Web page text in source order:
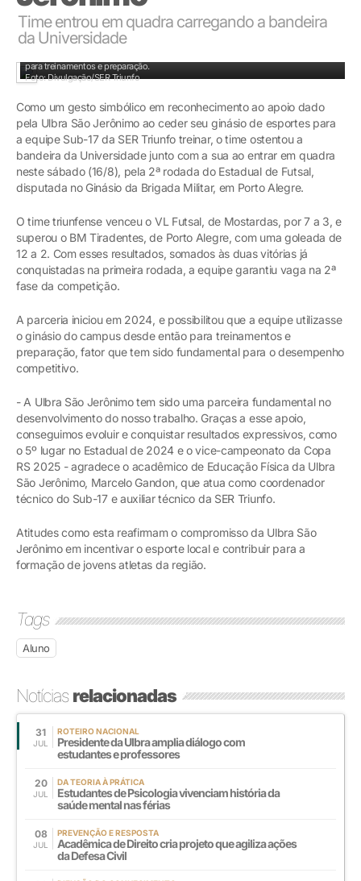
Time entrou em quadra carregando a bandeira
da Universidade
para treinamentos e preparação.
Foto: Divulgação/SER Triunfo
Como um gesto simbólico em reconhecimento ao apoio dado
pela Ulbra São Jerônimo ao ceder seu ginásio de esportes para
a equipe Sub-17 da SER Triunfo treinar, o time ostentou a
bandeira da Universidade junto com a sua ao entrar em quadra
neste sábado (16/8), pela 2ª rodada do Estadual de Futsal,
disputada no Ginásio da Brigada Militar, em Porto Alegre.
O time triunfense venceu o VL Futsal, de Mostardas, por 7 a 3, e
superou o BM Tiradentes, de Porto Alegre, com uma goleada de
12 a 2. Com esses resultados, somados às duas vitórias já
conquistadas na primeira rodada, a equipe garantiu vaga na 2ª
fase da competição.
A parceria iniciou em 2024, e possibilitou que a equipe utilizasse
o ginásio do campus desde então para treinamentos e
preparação, fator que tem sido fundamental para o desempenho
competitivo.
- A Ulbra São Jerônimo tem sido uma parceira fundamental no
desenvolvimento do nosso trabalho. Graças a esse apoio,
conseguimos evoluir e conquistar resultados expressivos, como
o 5º lugar no Estadual de 2024 e o vice-campeonato da Copa
RS 2025 - agradece o acadêmico de Educação Física da Ulbra
São Jerônimo, Marcelo Gandon, que atua como coordenador
técnico do Sub-17 e auxiliar técnico da SER Triunfo.
Atitudes como esta reafirmam o compromisso da Ulbra São
Jerônimo em incentivar o esporte local e contribuir para a
formação de jovens atletas da região.
Tags
Aluno
Notíciasrelacionadas
31
JUL
ROTEIRO NACIONAL
Presidente da Ulbra amplia diálogo com
estudantes e professores
20
JUL
DA TEORIA À PRÁTICA
Estudantes de Psicologia vivenciam história da
saúde mental nas férias
08
JUL
PREVENÇÃO E RESPOSTA
Acadêmica de Direito cria projeto que agiliza ações
da Defesa Civil